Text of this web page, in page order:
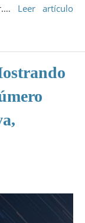
Leer artículo